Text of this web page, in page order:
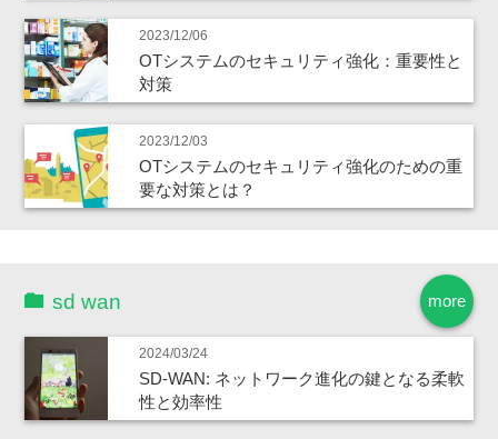
2023/12/06
OTシステムのセキュリティ強化：重要性と
対策
2023/12/03
OTシステムのセキュリティ強化のための重
要な対策とは？
more
sd wan
2024/03/24
SD-WAN: ネットワーク進化の鍵となる柔軟
性と効率性